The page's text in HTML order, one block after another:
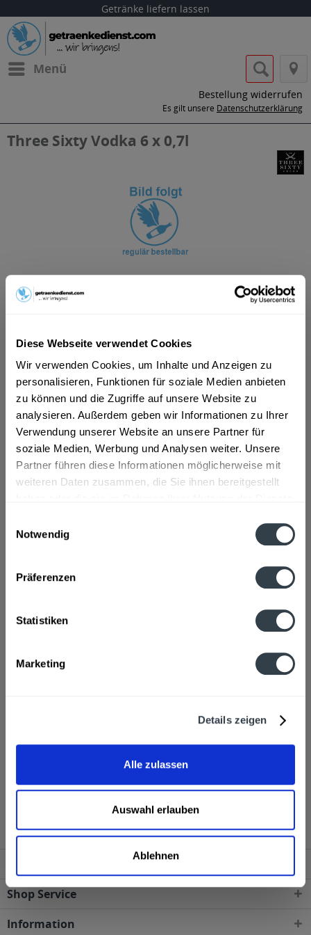
Diese Webseite verwendet Cookies
Wir verwenden Cookies, um Inhalte und Anzeigen zu
personalisieren, Funktionen für soziale Medien anbieten
zu können und die Zugriffe auf unsere Website zu
analysieren. Außerdem geben wir Informationen zu Ihrer
Verwendung unserer Website an unsere Partner für
soziale Medien, Werbung und Analysen weiter. Unsere
Partner führen diese Informationen möglicherweise mit
weiteren Daten zusammen, die Sie ihnen bereitgestellt
Notwendig
Präferenzen
Statistiken
Marketing
Details zeigen
Alle zulassen
Auswahl erlauben
Ablehnen
Getränke liefern lassen
Menü
Bestellung widerrufen
Es gilt unsere Datenschutzerklärung
Three Sixty Vodka 6 x 0,7l
ab 91,49 € *
Inhalt:4.2 Liter (21,78 € * / 1 Liter)
inkl. MwSt.ggf. zzgl. Erschwerniszuschlag
Vorrätig
In den Warenkorb
Artikel-Nr.:
34052
Verfügbar in:
Flaschengröße:
Weitere Artikel von Three Sixty
THREE SIXTY VODKA GmbH , Havelchaussee 162, 14055 Berlin
mehr
37,5% vol
Regionen, Städten, Orten und Postleitzahl-Gebieten
Shop Service
Information